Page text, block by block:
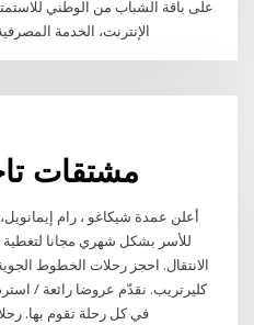
على باقة الشباب من الوطني
الإنترنت، الخدمة
مشتقات
أعلن عمدة شيكاغو ، رام
للأسر بشكل شهري مجانا
الانتقال. احجز رحلات الخطوط
كليرتريب. نقدّم عروضا رائعة /
في كل رحلة تقوم بها.